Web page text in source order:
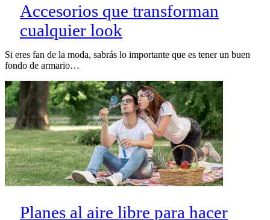
Accesorios que transforman
cualquier look
Si eres fan de la moda, sabrás lo importante que es tener un buen
fondo de armario…
Planes al aire libre para hacer